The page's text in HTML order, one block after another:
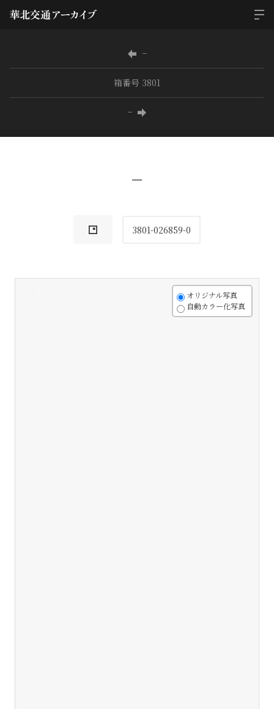
−
箱番号 3801
−
−
3801-026859-0
オリジナル写真
自動カラー化写真